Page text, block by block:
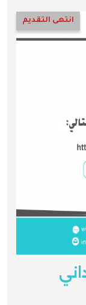
انتهى التقديم